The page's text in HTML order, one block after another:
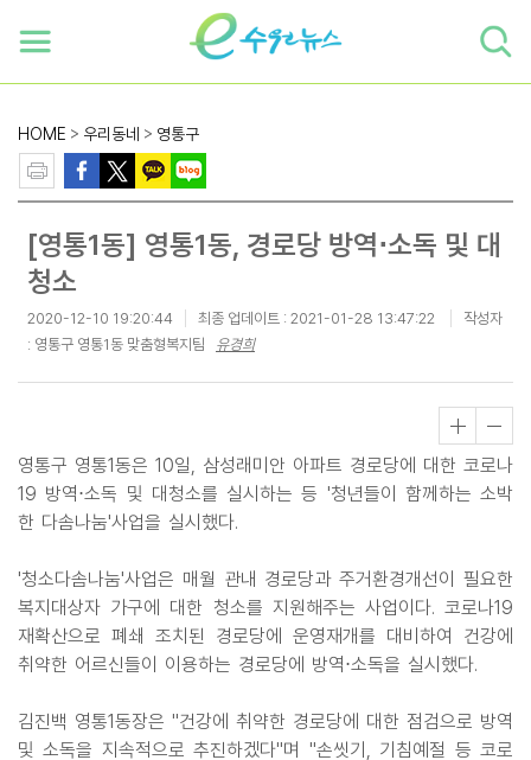
HOME > 우리동네 > 영통구
[영통1동] 영통1동, 경로당 방역⋅소독 및 대
청소
2020-12-10 19:20:44 최종 업데이트 : 2021-01-28 13:47:22
작성자
: 영통구 영통1동 맞춤형복지팀 유경희
영통구 영통1동은 10일, 삼성래미안 아파트 경로당에 대한 코로나
19 방역⋅소독 및 대청소를 실시하는 등 '청년들이 함께하는 소박
한 다솜나눔'사업을 실시했다.
'청소다솜나눔'사업은 매월 관내 경로당과 주거환경개선이 필요한
복지대상자 가구에 대한 청소를 지원해주는 사업이다. 코로나19
재확산으로 폐쇄 조치된 경로당에 운영재개를 대비하여 건강에
취약한 어르신들이 이용하는 경로당에 방역⋅소독을 실시했다.
김진백 영통1동장은 "건강에 취약한 경로당에 대한 점검으로 방역
및 소독을 지속적으로 추진하겠다"며 "손씻기, 기침예절 등 코로